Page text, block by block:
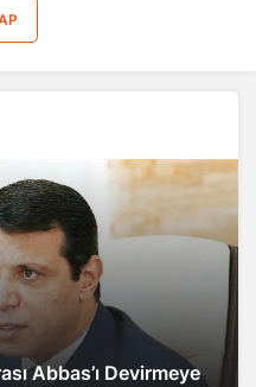
Abbas’ı Devirmeye